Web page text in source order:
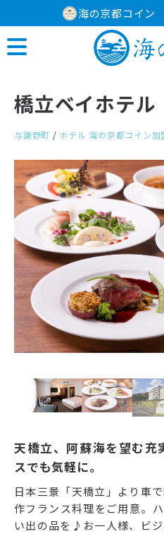
海の京都コイン
橋立ベイホテル
与謝野町 / ホテル 海の京都コイン加
天橋立、阿蘇海を望む充
スでも気軽に。
日本三景「天橋立」より車
作フランス料理をご用意。
い出の品を♪お一人様、ビ